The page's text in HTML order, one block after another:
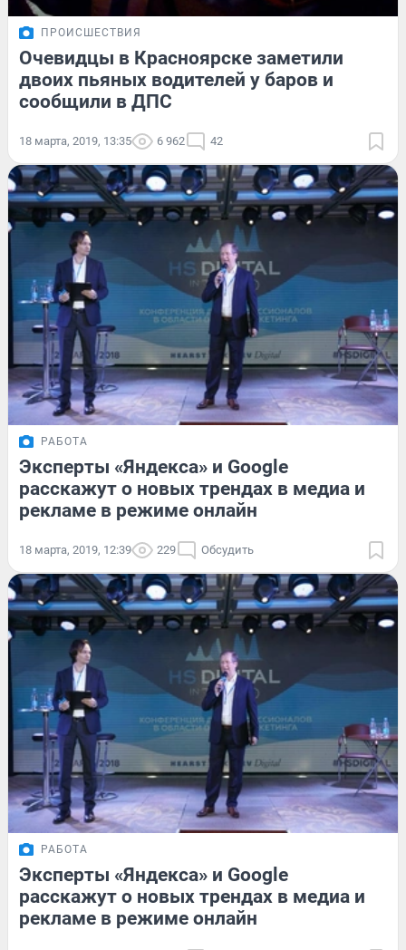
ПРОИСШЕСТВИЯ
Очевидцы в Красноярске заметили
двоих пьяных водителей у баров и
сообщили в ДПС
18 марта, 2019, 13:35 6 962 42
РАБОТА
Эксперты «Яндекса» и Google
расскажут о новых трендах в медиа и
рекламе в режиме онлайн
18 марта, 2019, 12:39 229 Обсудить
РАБОТА
Эксперты «Яндекса» и Google
расскажут о новых трендах в медиа и
рекламе в режиме онлайн